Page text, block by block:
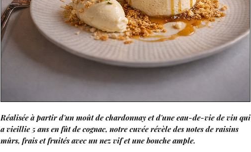
Réalisée à partir d'un moût de chardonnay et d'une eau-de-vie de vin qui
a vieillie 5 ans en fût de cognac, notre cuvée révèle des notes de raisins
mûrs, frais et fruités avec un nez vif et une bouche ample.